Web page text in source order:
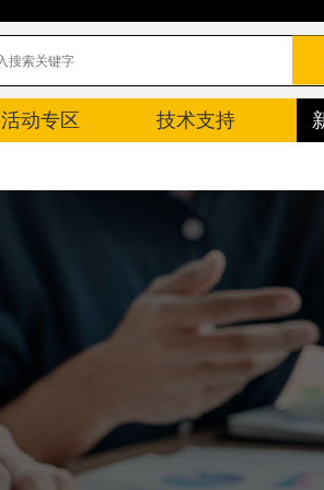
活动专区 技术支持